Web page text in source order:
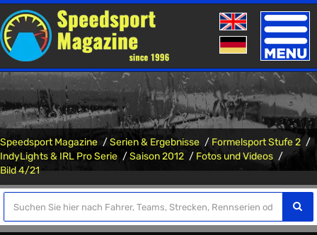
Toggle
Speedsport Magazine Serien & Ergebnisse
Formelsport Stufe 2
IndyLights & IRL Pro Serie
Saison 2012
Fotos und Videos
Bild 4/21